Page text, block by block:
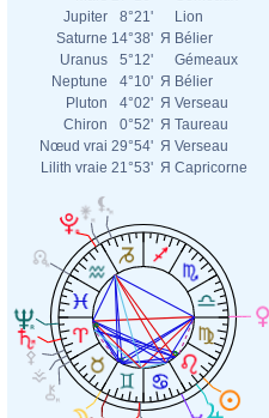
Jupiter
8°21'
Lion
Saturne 14°38' Я Bélier
Uranus
5°12'
Gémeaux
Neptune
4°10' Я Bélier
Pluton
4°02' Я Verseau
Chiron
0°52' Я Taureau
Nœud vrai 29°54' Я Verseau
Lilith vraie 21°53' Я Capricorne